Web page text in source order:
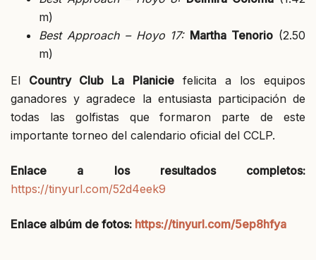
m)
Best Approach – Hoyo 17: Martha Tenorio (2.50
m)
El Country Club La Planiciefelicita a los equipos
ganadores y agradece la entusiasta participación de
todas las golfistas que formaron parte de este
importante torneo del calendario oficial del CCLP.
Enlace a los resultados completos:
https://tinyurl.com/52d4eek9
Enlace albúm de fotos: https://tinyurl.com/5ep8hfya